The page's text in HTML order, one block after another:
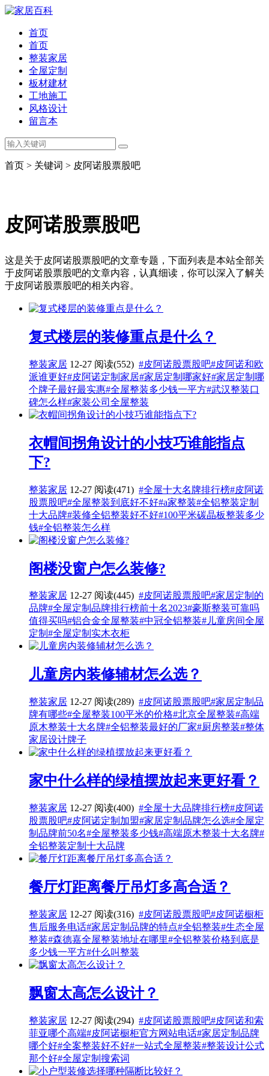
首页
首页
整装家居
全屋定制
板材建材
工地施工
风格设计
留言本
首页 > 关键词 > 皮阿诺股票股吧
皮阿诺股票股吧
这是关于皮阿诺股票股吧的文章专题，下面列表是本站全部关
于皮阿诺股票股吧的文章内容，认真细读，你可以深入了解关
于皮阿诺股票股吧的相关内容。
复式楼层的装修重点是什么？
整装家居 12-27 阅读(552) #皮阿诺股票股吧#皮阿诺和欧
派谁更好#皮阿诺定制家居#家居定制哪家好#家居定制哪
个牌子最好最实惠#全屋整装多少钱一平方#武汉整装口
碑怎么样#家装公司全屋整装
衣帽间拐角设计的小技巧谁能指点
下?
整装家居 12-27 阅读(471) #全屋十大名牌排行榜#皮阿诺
股票股吧#全屋整装到底好不好#a家整装#全铝整装定制
十大品牌#装修全铝整装好不好#100平米碳晶板整装多少
钱#全铝整装怎么样
阁楼没窗户怎么装修?
整装家居 12-27 阅读(445) #皮阿诺股票股吧#家居定制的
品牌#全屋定制品牌排行榜前十名2023#豪斯整装可靠吗
值得买吗#铝合金全屋整装#中冠全铝整装#儿童房间全屋
定制 #全屋定制实木衣柜
儿童房内装修辅材怎么选？
整装家居 12-27 阅读(289) #皮阿诺股票股吧#家居定制品
牌有哪些#全屋整装100平米的价格#北京全屋整装#高端
原木整装十大名牌#全铝整装最好的厂家#厨房整装#整体
家居设计牌子
家中什么样的绿植摆放起来更好看？
整装家居 12-27 阅读(400) #全屋十大品牌排行榜#皮阿诺
股票股吧#皮阿诺定制加盟#家居定制品牌怎么选#全屋定
制品牌前50名#全屋整装多少钱#高端原木整装十大名牌#
全铝整装定制十大品牌
餐厅灯距离餐厅吊灯多高合适？
整装家居 12-27 阅读(316) #皮阿诺股票股吧#皮阿诺橱柜
售后服务电话#家居定制品牌的特点#全铝整装#生态全屋
整装#森德嘉全屋整装地址在哪里#全铝整装价格到底是
多少钱一平方#什么叫整装
飘窗太高怎么设计？
整装家居 12-27 阅读(294) #皮阿诺股票股吧#皮阿诺和索
菲亚哪个高端#皮阿诺橱柜官方网站电话#家居定制品牌
哪个好#全案整装好不好#一站式全屋整装#整装设计公式
那个好#全屋定制搜索词